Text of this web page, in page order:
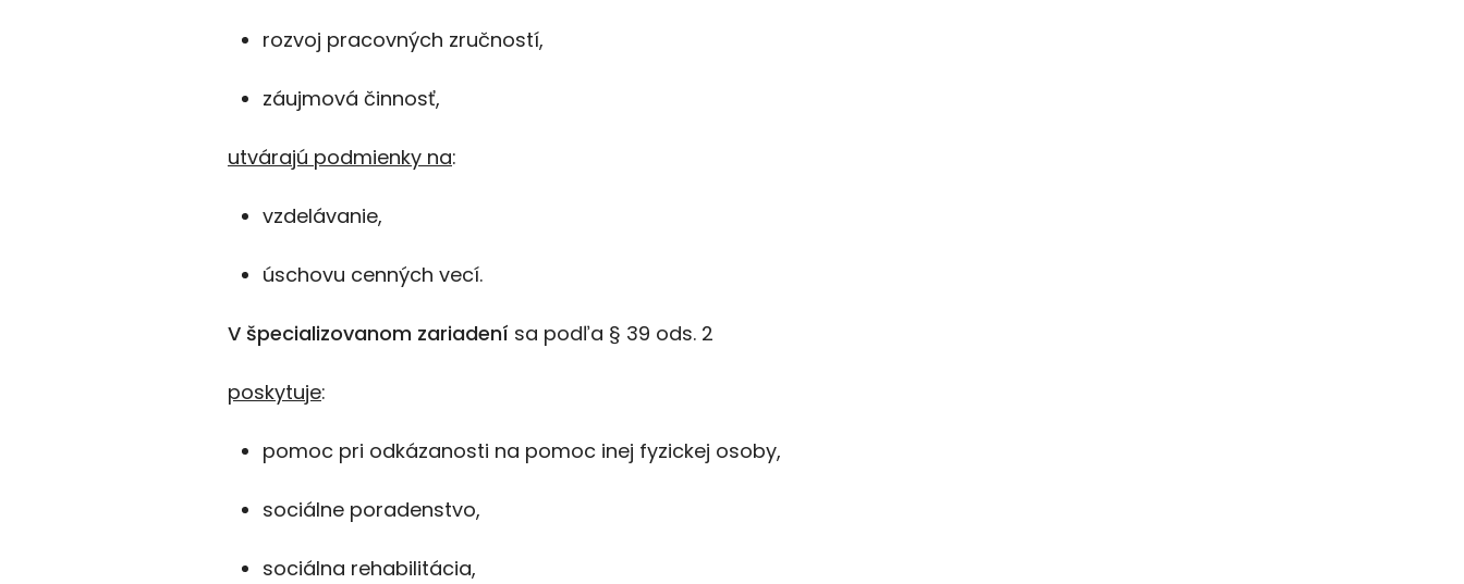
rozvoj pracovných zručností,
záujmová činnosť,
utvárajú podmienky na:
vzdelávanie,
úschovu cenných vecí.
V špecializovanom zariadení sa podľa § 39 ods. 2
poskytuje:
pomoc pri odkázanosti na pomoc inej fyzickej osoby,
sociálne poradenstvo,
sociálna rehabilitácia,